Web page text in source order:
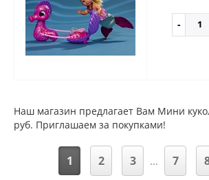
Наш магазин предлагает Вам Мини
руб. Приглашаем за покупками!
1 2 3 ... 7